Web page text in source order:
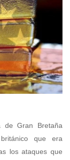
de Gran Bretaña
que era
los ataques que